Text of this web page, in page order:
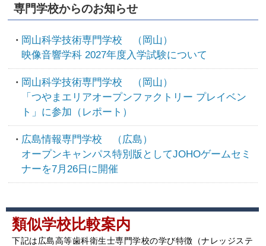
専門学校からのお知らせ
岡山科学技術専門学校 （岡山）
映像音響学科 2027年度入学試験について
岡山科学技術専門学校 （岡山）
「つやまエリアオープンファクトリー プレイベン
ト」に参加（レポート）
広島情報専門学校 （広島）
オープンキャンパス特別版としてJOHOゲームセミ
ナーを7月26日に開催
類似学校比較案内
下記は広島高等歯科衛生士専門学校の学び特徴（ナレッジステ